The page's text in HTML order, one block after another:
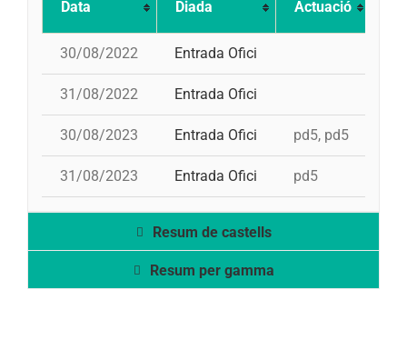
Data Diada Actuació
30/08/2022 Entrada Ofici
31/08/2022 Entrada Ofici
30/08/2023 Entrada Ofici pd5, pd5
31/08/2023 Entrada Ofici pd5
Resum de castells
Resum per gamma